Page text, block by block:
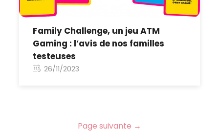
Family Challenge, un jeu ATM
Gaming : l’avis de nos familles
testeuses
26/11/2023
Page suivante →